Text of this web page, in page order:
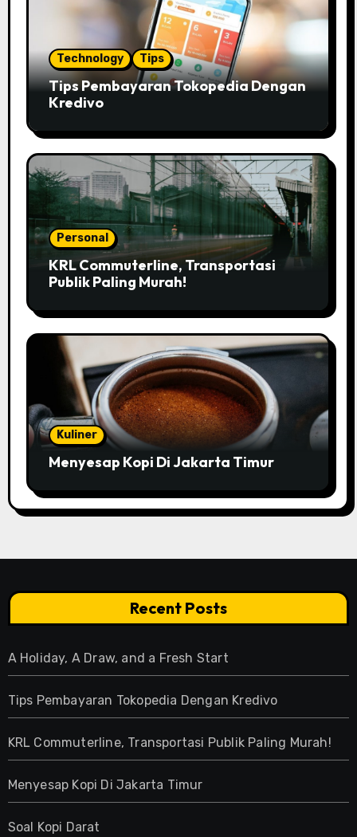
Technology Tips
Tips Pembayaran Tokopedia Dengan
Kredivo
Personal
KRL Commuterline, Transportasi
Publik Paling Murah!
Kuliner
Menyesap Kopi Di Jakarta Timur
Recent Posts
A Holiday, A Draw, and a Fresh Start
Tips Pembayaran Tokopedia Dengan Kredivo
KRL Commuterline, Transportasi Publik Paling Murah!
Menyesap Kopi Di Jakarta Timur
Soal Kopi Darat